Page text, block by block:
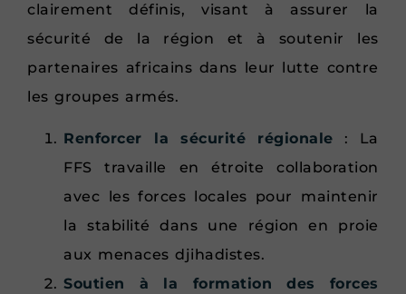
clairement définis, visant à assurer la
sécurité de la région et à soutenir les
partenaires africains dans leur lutte contre
les groupes armés.
Renforcer la sécurité régionale : La
FFS travaille en étroite collaboration
avec les forces locales pour maintenir
la stabilité dans une région en proie
aux menaces djihadistes.
Soutien à la formation des forces